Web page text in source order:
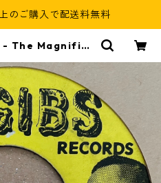
のご購入で配送料無料
The Magnifice
Soul